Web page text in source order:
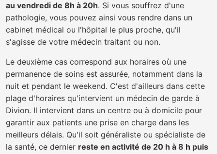
au vendredi de 8h à 20h. Si vous souffrez d'une
pathologie, vous pouvez ainsi vous rendre dans un
cabinet médical ou l'hôpital le plus proche, qu'il
s'agisse de votre médecin traitant ou non.
Le deuxième cas correspond aux horaires où une
permanence de soins est assurée, notamment dans la
nuit et pendant le weekend. C'est d'ailleurs dans cette
plage d'horaires qu'intervient un médecin de garde à
Divion. Il intervient dans un centre ou à domicile pour
garantir aux patients une prise en charge dans les
meilleurs délais. Qu'il soit généraliste ou spécialiste de
la santé, ce dernier reste en activité de 20 h à 8 h puis